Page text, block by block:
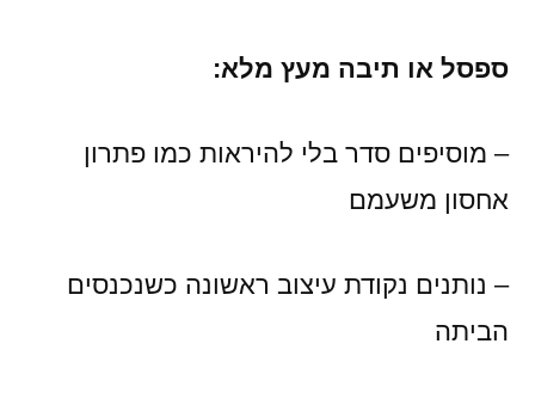
ספסל או תיבה מעץ מלא:
– מוסיפים סדר בלי להיראות כמו פתרון
אחסון משעמם
– נותנים נקודת עיצוב ראשונה כשנכנסים
הביתה